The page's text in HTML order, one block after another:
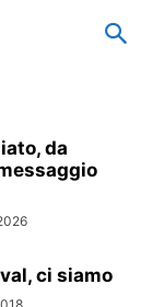
da
ci siamo